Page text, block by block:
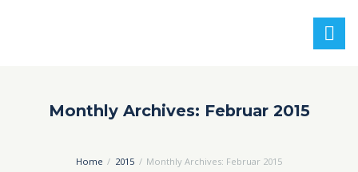
Monthly Archives: Februar 2015
Home 2015 Monthly Archives: Februar 2015